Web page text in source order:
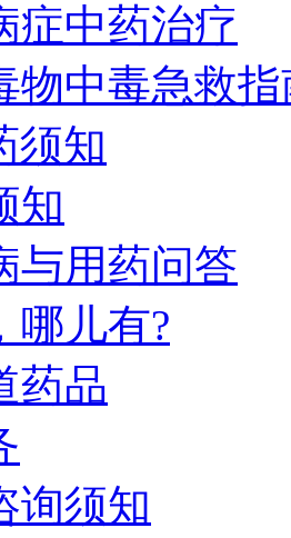
症中药治疗
物中毒急救指
须知
知
与用药问答
哪儿有?
药品
询须知